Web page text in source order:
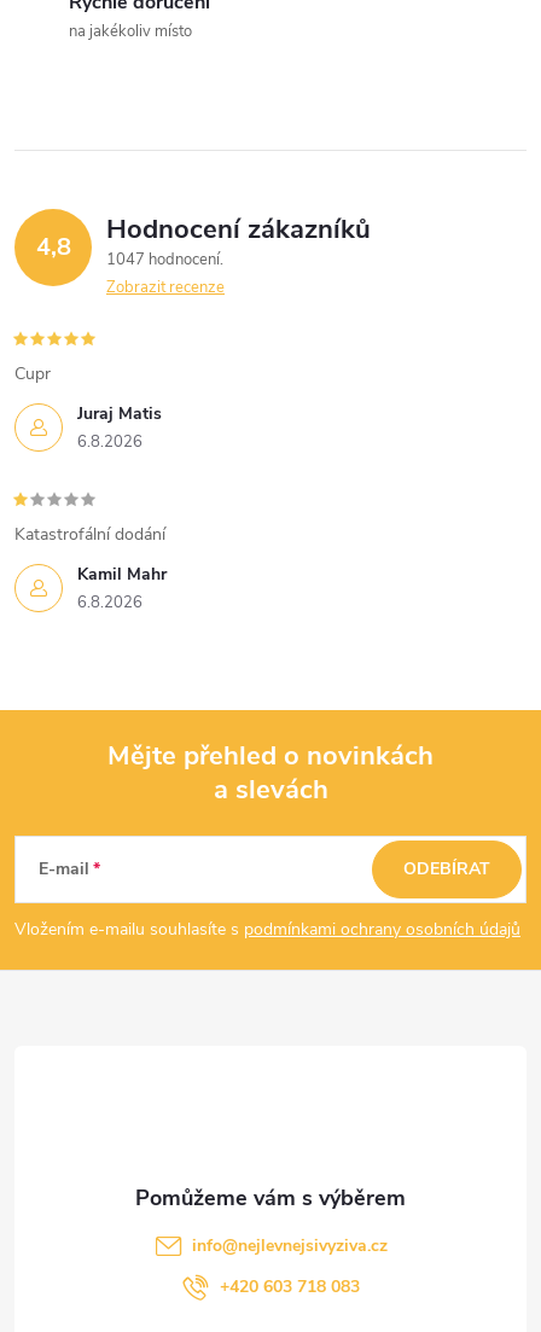
na jakékoliv místo
4,8 Hodnocení zákazníků
1047 hodnocení
Zobrazit recenze
Juraj Matis
6.8.2026
Cupr
Kamil Mahr
6.8.2026
Katastrofální dodání
p
a
Mějte přehled o novinkách
a slevách
E-mail
Vložením e-mailu souhlasíte s podmínkami ochrany osobních údajů
ODEBÍRAT
info@nejlevnejsivyziva.cz
+420 603 718 083